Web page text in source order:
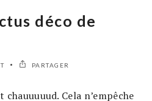
déco de
PARTAGER
Cela n’empêche